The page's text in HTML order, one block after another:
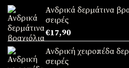
Ανδρικά δερμάτινα
σειρές
€17,90
Ανδρική χειροπέδα
σειρές